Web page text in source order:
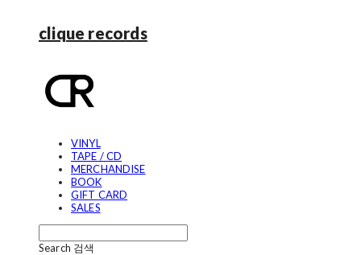
clique records
VINYL
TAPE / CD
MERCHANDISE
BOOK
GIFT CARD
SALES
Search 검색